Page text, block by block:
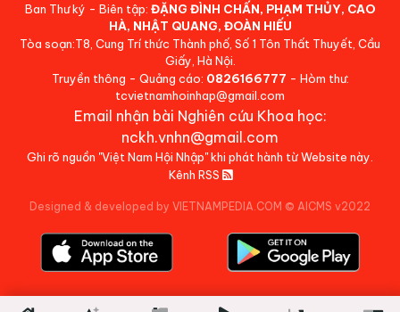
Ban Thư ký - Biên tập: ĐẶNG ĐÌNH CHẤN, PHẠM THỦY, CAO
HÀ, NHẬT QUANG, ĐOÀN HIẾU
Tòa soạn:T8, Cung Trí thức Thành phố, Số 1 Tôn Thất Thuyết, Cầu
Giấy, Hà Nội.
Truyền thông - Quảng cáo: 0826166777 - Hòm thư:
tcvietnamhoinhap@gmail.com
Email nhận bài Nghiên cứu Khoa học:
nckh.vnhn@gmail.com
Ghi rõ nguồn "Việt Nam Hội Nhập" khi phát hành từ Website này.
Kênh RSS
Designed & developed by VIETNAMPEDIA.COM © AICMS v2022